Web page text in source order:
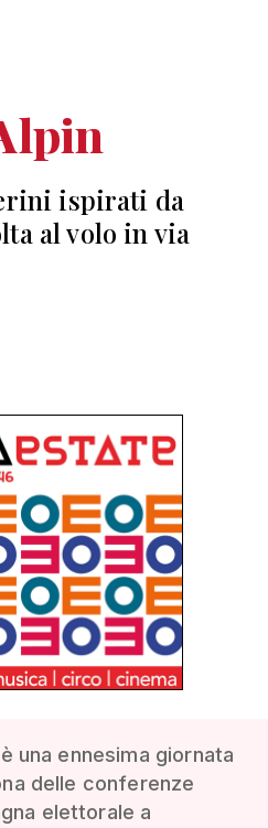
ispirati da
al volo in via
una ennesima giornata
delle conferenze
elettorale a